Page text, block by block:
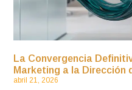
La Convergencia
Marketing a la Dirección
abril 21, 2026